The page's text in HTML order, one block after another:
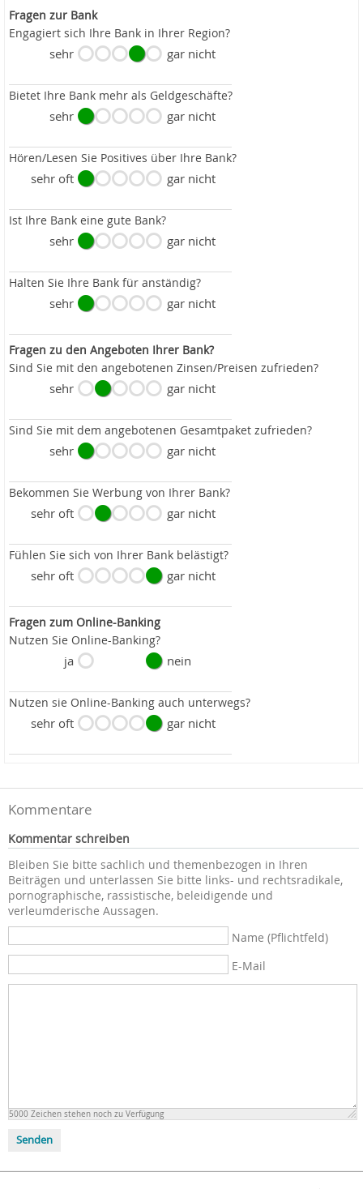
Fragen zur Bank
Engagiert sich Ihre Bank in Ihrer Region?
sehr gar nicht
Bietet Ihre Bank mehr als Geldgeschäfte?
sehr gar nicht
Hören/Lesen Sie Positives über Ihre Bank?
sehr oft gar nicht
Ist Ihre Bank eine gute Bank?
sehr gar nicht
Halten Sie Ihre Bank für anständig?
sehr gar nicht
Fragen zu den Angeboten Ihrer Bank?
Sind Sie mit den angebotenen Zinsen/Preisen zufrieden?
sehr gar nicht
Sind Sie mit dem angebotenen Gesamtpaket zufrieden?
sehr gar nicht
Bekommen Sie Werbung von Ihrer Bank?
sehr oft gar nicht
Fühlen Sie sich von Ihrer Bank belästigt?
sehr oft gar nicht
Fragen zum Online-Banking
Nutzen Sie Online-Banking?
ja nein
Nutzen sie Online-Banking auch unterwegs?
sehr oft gar nicht
Kommentare
Kommentar schreiben
Bleiben Sie bitte sachlich und themenbezogen in Ihren
Beiträgen und unterlassen Sie bitte links- und rechtsradikale,
pornographische, rassistische, beleidigende und
verleumderische Aussagen.
Name (Pflichtfeld)
E-Mail
5000 Zeichen stehen noch zu Verfügung
Senden